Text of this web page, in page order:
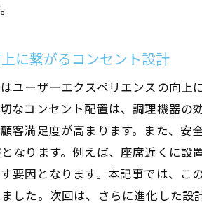
店舗ブランドを強化す
顧客満足度を高める
厨房内の動線を考慮した
スタッフの動きを最
調理プロセスを円滑
混雑時の効率を高め
スタッフの安全を考
に繋がるコンセント設計
ユーザーエクスペリエンスの向
なコンセント配置は、調理機器
客満足度が高まります。また、
なります。例えば、座席近くに
要因となります。本記事では、
した。次回は、さらに進化した設